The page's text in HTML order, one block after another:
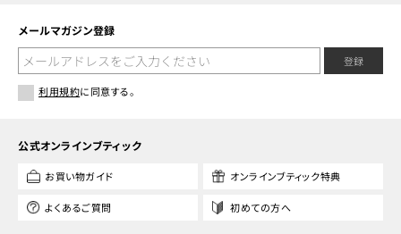
メールマガジン登録
登録
利用規約に同意する。
公式オンラインブティック
お買い物ガイド オンラインブティック特典
よくあるご質問 初めての方へ